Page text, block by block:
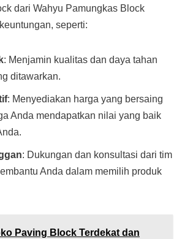
dari Wahyu Pamungkas Block
seperti:
: Menjamin kualitas dan daya tahan
ditawarkan.
: Menyediakan harga yang bersaing
Anda mendapatkan nilai yang baik
: Dukungan dan konsultasi dari tim
Anda dalam memilih produk
Paving Block Terdekat dan